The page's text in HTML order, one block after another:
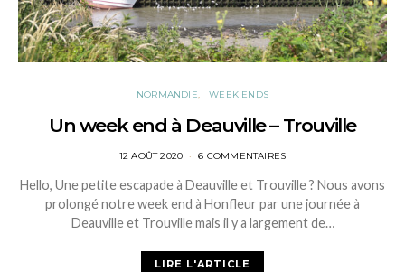
NORMANDIE WEEK ENDS
Un week end à Deauville – Trouville
POSTED
12 AOÛT 2020 6 COMMENTAIRES
Hello, Une petite escapade à Deauville et Trouville ? Nous avons
prolongé notre week end à Honfleur par une journée à
Deauville et Trouville mais il y a largement de…
LIRE L'ARTICLE